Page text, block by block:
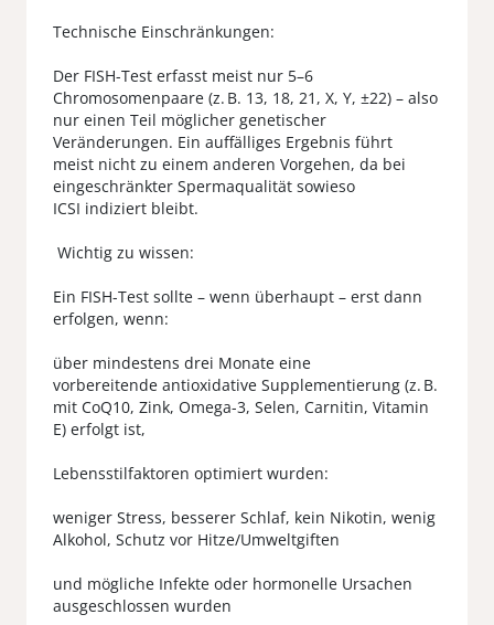
Technische Einschränkungen:
Der FISH-Test erfasst meist nur 5–6
Chromosomenpaare (z. B. 13, 18, 21, X, Y, ±22) – also
nur einen Teil möglicher genetischer
Veränderungen. Ein auffälliges Ergebnis führt
meist nicht zu einem anderen Vorgehen, da bei
eingeschränkter Spermaqualität sowieso
ICSI indiziert bleibt.
Wichtig zu wissen:
Ein FISH-Test sollte – wenn überhaupt – erst dann
erfolgen, wenn:
über mindestens drei Monate eine
vorbereitende antioxidative Supplementierung (z. B.
mit CoQ10, Zink, Omega-3, Selen, Carnitin, Vitamin
E) erfolgt ist,
Lebensstilfaktoren optimiert wurden:
weniger Stress, besserer Schlaf, kein Nikotin, wenig
Alkohol, Schutz vor Hitze/Umweltgiften
und mögliche Infekte oder hormonelle Ursachen
ausgeschlossen wurden